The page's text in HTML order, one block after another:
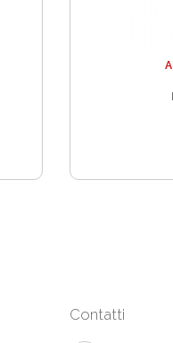
Contatti